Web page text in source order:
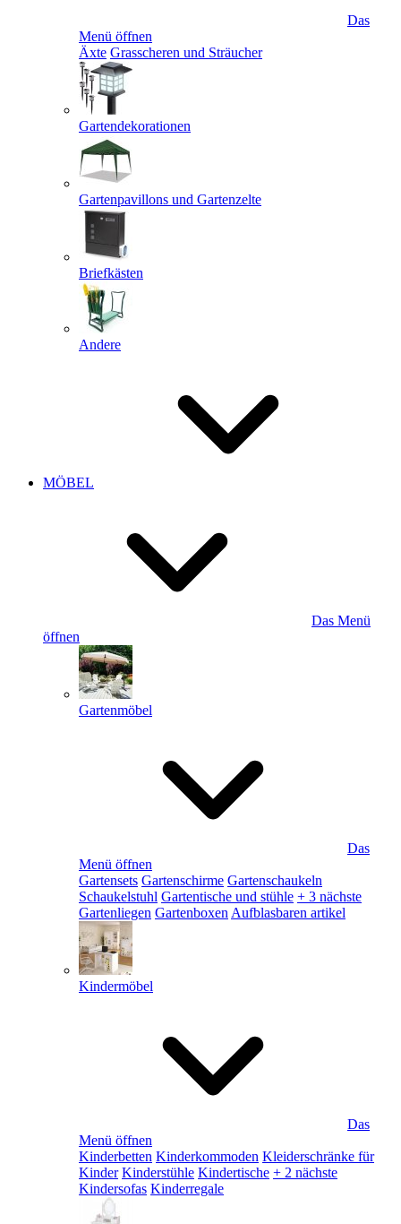
Das
Menü öffnen
Äxte Grasscheren und Sträucher
Gartendekorationen
Gartenpavillons und Gartenzelte
Briefkästen
Andere
MÖBEL
Das Menü
öffnen
Gartenmöbel
Das
Menü öffnen
Gartensets Gartenschirme Gartenschaukeln
Schaukelstuhl Gartentische und stühle + 3 nächste
Gartenliegen Gartenboxen Aufblasbaren artikel
Kindermöbel
Das
Menü öffnen
Kinderbetten Kinderkommoden Kleiderschränke für
Kinder Kinderstühle Kindertische + 2 nächste
Kindersofas Kinderregale